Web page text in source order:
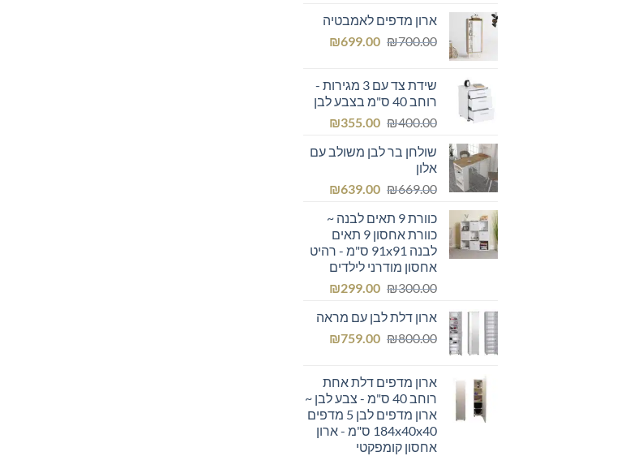
היה:
₪300.00.
הוא:
₪249.00.
ארון מדפים לאמבטיה
₪700.00
המחיר
₪700.00.
₪699.00
המחיר
₪699.00.שידת צד עם 3 מגירות -
רוחב 40 ס"מ בצבע לבן
₪400.00
המחיר
היה:
₪355.00
המחיר
הוא:
שולחן בר לבן משולב עם
אלון
₪669.00
המחיר
היה:
₪669.00.
₪639.00
המחיר
הוא:כוורת 9 תאים לבנה ~
כוורת אחסון 9 תאים
לבנה 91x91 ס"מ - רהיט
אחסון מודרני לילדים
₪300.00
המחיר
היה:
₪300.00.
₪299.00
המחיר
הוא:
₪299.00.
ארון דלת לבן עם מראה
₪800.00
המחיר
₪800.00.
₪759.00
המחיר
₪759.00.ארון מדפים דלת אחת
רוחב 40 ס"מ - צבע לבן ~
ארון מדפים לבן 5 מדפים
184x40x40 ס"מ - ארון
אחסון קומפקטי